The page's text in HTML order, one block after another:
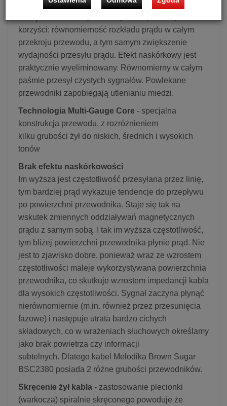
nitkę jest nieporządnym zjawiskiem powodującym
korzyści: równomierność rozkładu prądu w całym
przekroju przewodu, a tym samym zwiększenie
wydajności przesyłu prądu. Efekt naskórkowy jest
praktycznie wyeliminowany. Równomierny w całym
paśmie przesył czystych sygnałów. Powlekane
przewodniki zapobiegają utlenianiu miedzi.
Technologia Multi-Gauge Core - specjalna
konstrukcja przewodu, z rozróżnieniem
kilku grubości żył do niskich, średnich i wysokich
tonów
Brak efektu naskórkowości
Im wyższa jest częstotliwość przesyłana przez linię,
tym bardziej prąd wykazuje tendencje do przepływu
po powierzchni przewodnika. Staje się tak na
wskutek zmiennych oddziaływań magnetycznych
prądu z samym sobą. I tak im wyższa częstotliwość,
tym bliżej powierzchni przewodnika płynie prąd. Nie
jest to zjawisko dobre, ponieważ wraz ze wzrostem
częstotliwości maleje wykorzystywana powierzchnia
przewodnika, co skutkuje wzrostem impedancji kabla
dla wysokich częstotliwości. Sygnał zaczyna płynąć
nierównomiernie (m.in. również przez przesunięcia
fazowe) i następuje utrata bardzo cichych
składowych, co w wrażeniach słuchowych określamy
jako brak powietrza czy informacji
subtelnych. Dlatego kabel Melodika Brown Sugar
BSC2380 posiada 2 różne grubości przewodników.
Skręcenie żył kabla - zastosowanie plecionki
(warkocza) spiralnie skręconego powoduje że